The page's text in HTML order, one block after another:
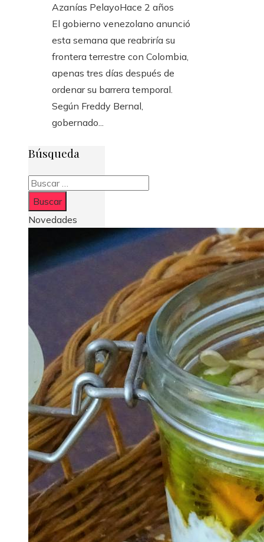
Azanías PelayoHace 2 años
El gobierno venezolano anunció
esta semana que reabriría su
frontera terrestre con Colombia,
apenas tres días después de
ordenar su barrera temporal.
Según Freddy Bernal,
gobernado...
Búsqueda
Buscar:
Novedades